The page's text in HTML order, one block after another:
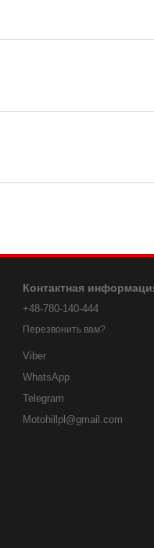
Контактная
+48-780-140-444
Перезвонить вам?
Viber
WhatsApp
Telegram
Motohillpl@gmail.com